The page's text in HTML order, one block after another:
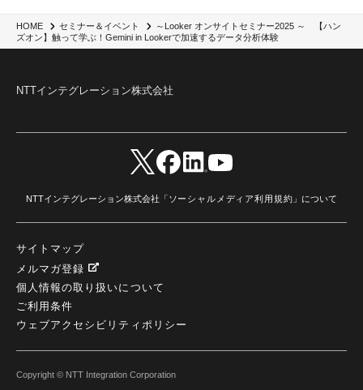
HOME セミナー＆イベント
～Looker オンサイトセミナー2025 ～ 【ハン
ズオン】触って学ぶ！Gemini in Lookerで加速するデータ分析体験
NTTインテグレーション株式会社
NTTインテグレーション株式会社「ソーシャルメディア利用規約 」について
サイトマップ
メルマガ登録
個人情報の取り扱いについて
ご利用条件
ウェブアクセシビリティポリシー
Copyright © NTT Integration Corporation